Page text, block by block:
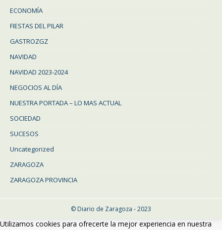
ECONOMÍA
FIESTAS DEL PILAR
GASTROZGZ
NAVIDAD
NAVIDAD 2023-2024
NEGOCIOS AL DÍA
NUESTRA PORTADA – LO MAS ACTUAL
SOCIEDAD
SUCESOS
Uncategorized
ZARAGOZA
ZARAGOZA PROVINCIA
© Diario de Zaragoza - 2023
Utilizamos cookies para ofrecerte la mejor experiencia en nuestra